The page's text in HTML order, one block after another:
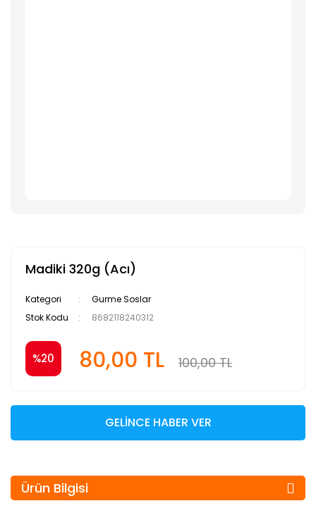
Madiki 320g (Acı)
Kategori
Gurme Soslar
Stok Kodu
8682118240312
%20 80,00 TL 100,00 TL
GELİNCE HABER VER
Ürün Bilgisi